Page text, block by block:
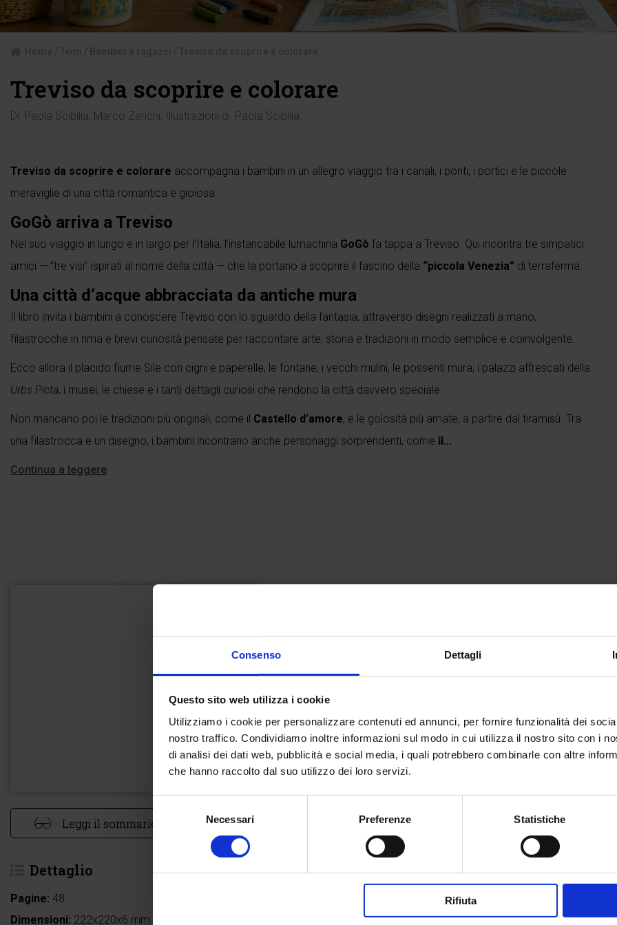
Consenso Dettagli
Questo sito web utilizza i cookie
Utilizziamo i cookie per personalizzare contenuti ed annunci, per fornire funzionalità dei
nostro traffico. Condividiamo inoltre informazioni sul modo in cui utilizza il nostro sito con i
di analisi dei dati web, pubblicità e social media, i quali potrebbero combinarle con altre
che hanno raccolto dal suo utilizzo dei loro servizi.
consenso
Necessari Preferenze Statistiche
Rifiuta
Treviso da scoprire e colorare
Di: Paola Scibilia, Marco Zanchi; Illustrazioni di: Paola Scibilia
Treviso da scoprire e colorare accompagna i bambini in un allegro viaggio tra i canali, i ponti, i portici e le piccole
meraviglie di una città romantica e gioiosa.
GoGò arriva a Treviso
Nel suo viaggio in lungo e in largo per l’Italia, l’instancabile lumachina GoGò fa tappa a Treviso. Qui incontra tre simpatici
amici — “tre visi” ispirati al nome della città — che la portano a scoprire il fascino della “piccola Venezia” di terraferma.
Una città d ’acque abbracciata da antiche mura
Il libro invita i bambini a conoscere Treviso con lo sguardo della fantasia, attraverso disegni realizzati a mano,
filastrocche in rima e brevi curiosità pensate per raccontare arte, storia e tradizioni in modo semplice e coinvolgente.
Ecco allora il placido fiume Sile con cigni e paperelle, le fontane, i vecchi mulini, le possenti mura, i palazzi affrescati della
Urbs Picta, i musei, le chiese e i tanti dettagli curiosi che rendono la città davvero speciale.
Non mancano poi le tradizioni più originali, come il Castello d’amore, e le golosità più amate, a partire dal tiramisù. Tra
una filastrocca e un disegno, i bambini incontrano anche personaggi sorprendenti, come il...
Continua a leggere
Leggi il sommario
Dettaglio
Pagine: 48
Dimensioni: 222x220x6 mm